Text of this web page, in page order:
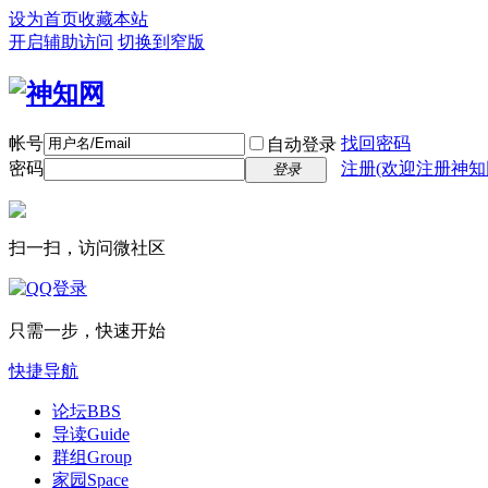
设为首页收藏本站
开启辅助访问 切换到窄版
帐号 自动登录 找回密码
密码
登录 注册(欢迎注册神
扫一扫，访问微社区
只需一步，快速开始
快捷导航
论坛BBS
导读Guide
群组Group
家园 Space